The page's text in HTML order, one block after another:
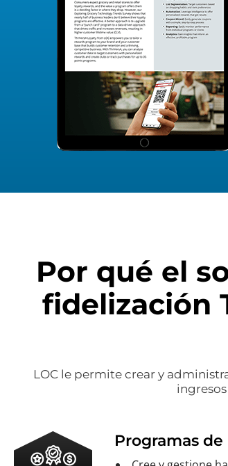
Por qué el
fidelización
LOC le permite crear y
Programas